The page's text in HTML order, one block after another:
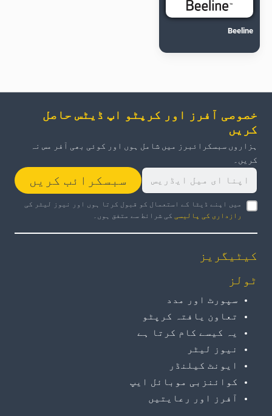
Beeline
خصوصی آفرز اور کرپٹو اپ ڈیٹس حاصل
کریں
ہزاروں سبسکرائبرز میں شامل ہوں اور کوئی بھی آفر مس نہ
کریں۔
سبسکرائب کریں
میں اپنے ڈیٹا کے استعمال کو قبول کرتا ہوں اور نیوز لیٹر کی
رازداری کی پالیسی
کی شرائط سے متفق ہوں۔
کیٹیگریز
ٹولز
سپورٹ اور مدد
تعاون یافتہ کرپٹو
یہ کیسے کام کرتا ہے
نیوز لیٹر
ایونٹ کیلنڈر
کوائنزبی موبائل ایپ
آفرز اور رعایتیں